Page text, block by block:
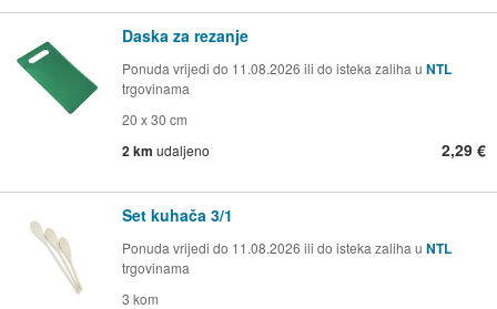
Daska za rezanje
Ponuda vrijedi do 11.08.2026 ili do isteka zaliha u NTL
trgovinama
20 x 30 cm
2 km udaljeno 2,29 €
Set kuhača 3/1
Ponuda vrijedi do 11.08.2026 ili do isteka zaliha u NTL
trgovinama
3 kom